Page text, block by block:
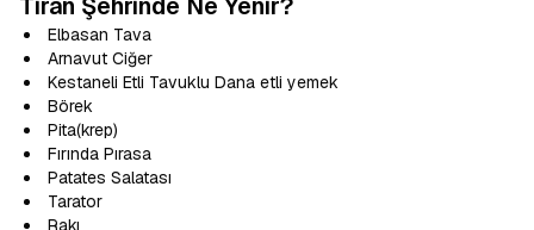
Elbasan Tava
Arnavut Ciğer
Kestaneli Etli Tavuklu Dana etli yemek
Börek
Pita(krep)
Fırında Pırasa
Patates Salatası
Tarator
Rakı